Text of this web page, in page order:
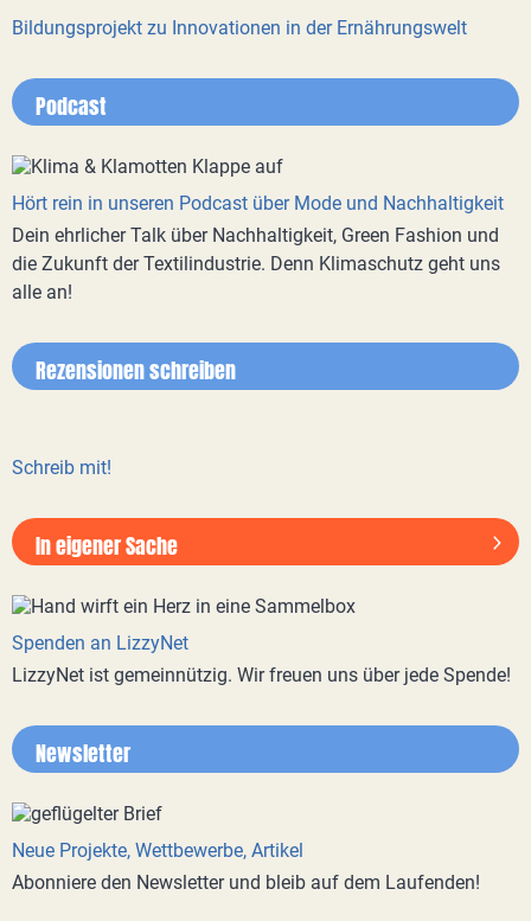
Bildungsprojekt zu Innovationen in der Ernährungswelt
Podcast
Hört rein in unseren Podcast über Mode und Nachhaltigkeit
Dein ehrlicher Talk über Nachhaltigkeit, Green Fashion und
die Zukunft der Textilindustrie. Denn Klimaschutz geht uns
alle an!
Rezensionen schreiben
Schreib mit!
In eigener Sache
Spenden an LizzyNet
LizzyNet ist gemeinnützig. Wir freuen uns über jede Spende!
Newsletter
Neue Projekte, Wettbewerbe, Artikel
Abonniere den Newsletter und bleib auf dem Laufenden!